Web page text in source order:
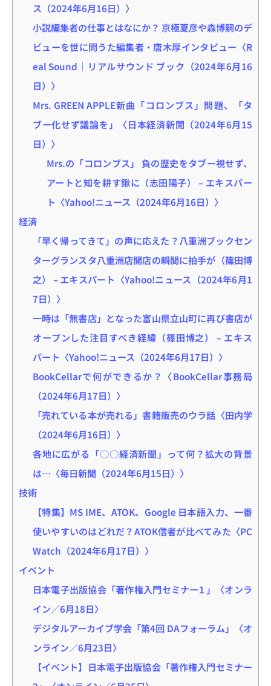
ス（2024年6月16日）〉
小説編集者の仕事とはなにか？ 京極夏彦や森博嗣のデ
ビューを世に問うた編集者・唐木厚インタビュー〈R
eal Sound｜リアルサウンド ブック（2024年6月16
日）〉
Mrs. GREEN APPLE新曲「コロンブス」問題、「タ
ブー化せず議論を」〈日本経済新聞（2024年6月15
日）〉
Mrs.の「コロンブス」 負の歴史をタブー視せず、
アートと知を耕す鍬に（志田陽子） – エキスパー
ト〈Yahoo!ニュース（2024年6月16日）〉
経済
「早く帰ってきて」の声に応えた？八重洲ブックセン
ターグランスタ八重洲店開店の瞬間に拍手が（篠田博
之） – エキスパート〈Yahoo!ニュース（2024年6月1
7日）〉
一時は「無書店」となった富山県立山町に再び書店が
オープンした注目すべき経緯（篠田博之） – エキス
パート〈Yahoo!ニュース（2024年6月17日）〉
BookCellarで何ができるか？〈BookCellar事務局
（2024年6月17日）〉
「売れている本が売れる」書籍販売のウラ話〈田内学
（2024年6月16日）〉
各地に広がる「○○経済新聞」って何？拡大の背景
は…〈毎日新聞（2024年6月15日）〉
技術
【特集】MS IME、ATOK、Google 日本語入力、一番
使いやすいのはどれだ？ATOK信者が比べてみた〈PC
Watch（2024年6月17日）〉
イベント
日本電子出版協会「著作権入門セミナー1 」〈オンラ
イン／6月18日〉
デジタルアーカイブ学会「第4回 DAフォーラム」〈オ
ンライン／6月23日〉
【イベント】日本電子出版協会「著作権入門セミナー